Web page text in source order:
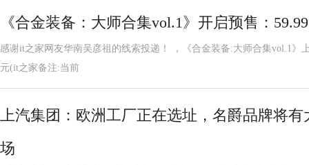
《合金装备：大师合集vol.1》开启预售：
感谢it之家网友华南吴彦祖的线索投递！ ，《合金装备:大师合集vol.1》
元(it之家备注:当前
上汽集团：欧洲工厂正在选址，名爵品牌将
场